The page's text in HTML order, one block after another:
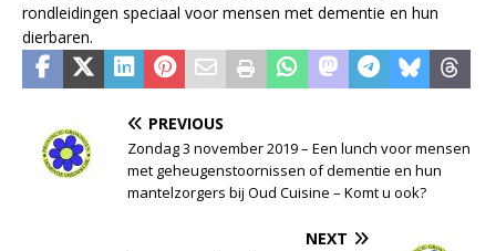
rondleidingen speciaal voor mensen met dementie en hun
dierbaren.
PREVIOUS
Zondag 3 november 2019 – Een lunch voor mensen
met geheugenstoornissen of dementie en hun
mantelzorgers bij Oud Cuisine – Komt u ook?
NEXT